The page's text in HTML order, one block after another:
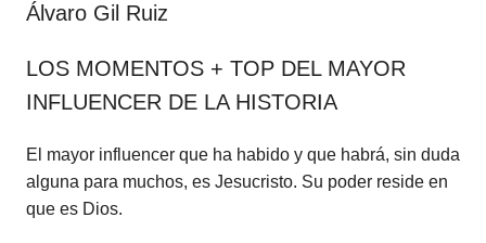
Álvaro Gil Ruiz
LOS MOMENTOS + TOP DEL MAYOR
INFLUENCER DE LA HISTORIA
El mayor influencer que ha habido y que habrá, sin duda
alguna para muchos, es Jesucristo. Su poder reside en
que es Dios.